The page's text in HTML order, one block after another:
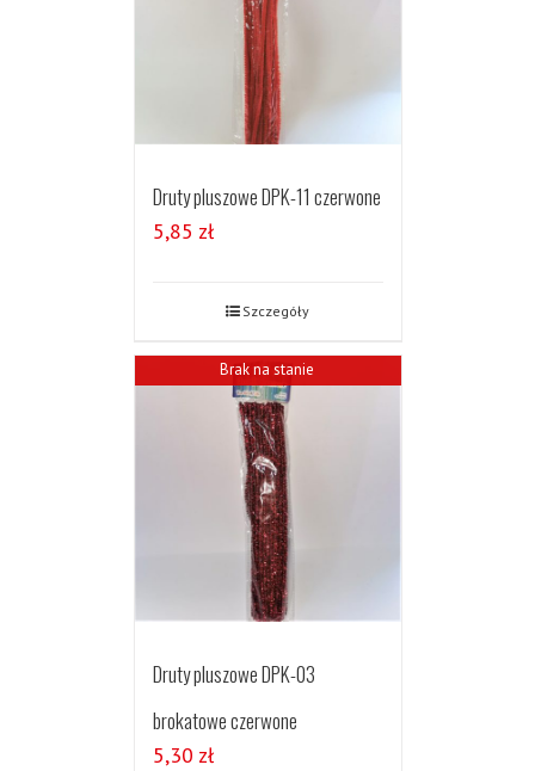
Druty pluszowe DPK-11 czerwone
5,85 zł
Szczegóły
Brak na stanie
Druty pluszowe DPK-03
brokatowe czerwone
5,30 zł